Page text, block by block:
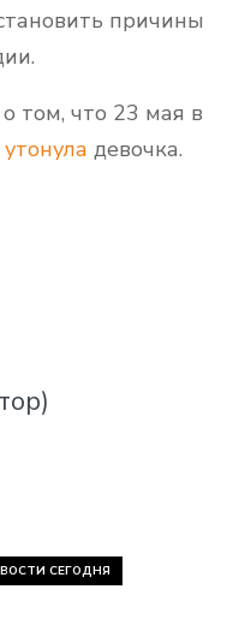
причины
том, что 23 мая в
утонула девочка.
СЕГОДНЯ